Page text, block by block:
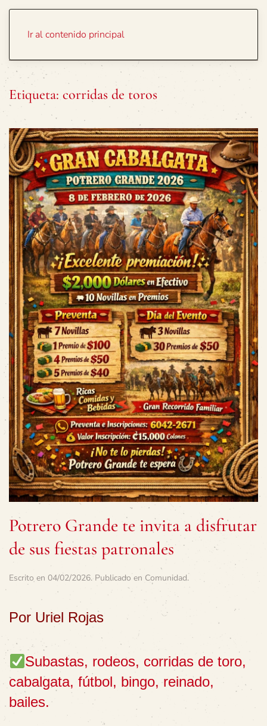
Ir al contenido principal
Etiqueta: corridas de toros
Potrero Grande te invita a disfrutar
de sus fiestas patronales
Escrito en 04/02/2026. Publicado en Comunidad.
Por Uriel Rojas
Subastas, rodeos, corridas de toro,
cabalgata, fútbol, bingo, reinado,
bailes.